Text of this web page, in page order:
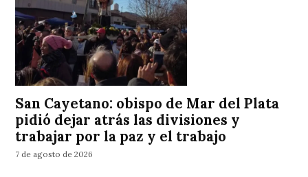
San Cayetano: obispo de Mar del Plata
pidió dejar atrás las divisiones y
trabajar por la paz y el trabajo
7 de agosto de 2026